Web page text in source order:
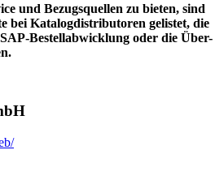
und Bezugsquellen zu bieten, sind
bei Katalogdistributoren gelistet, die
Bestellabwicklung oder die Über-